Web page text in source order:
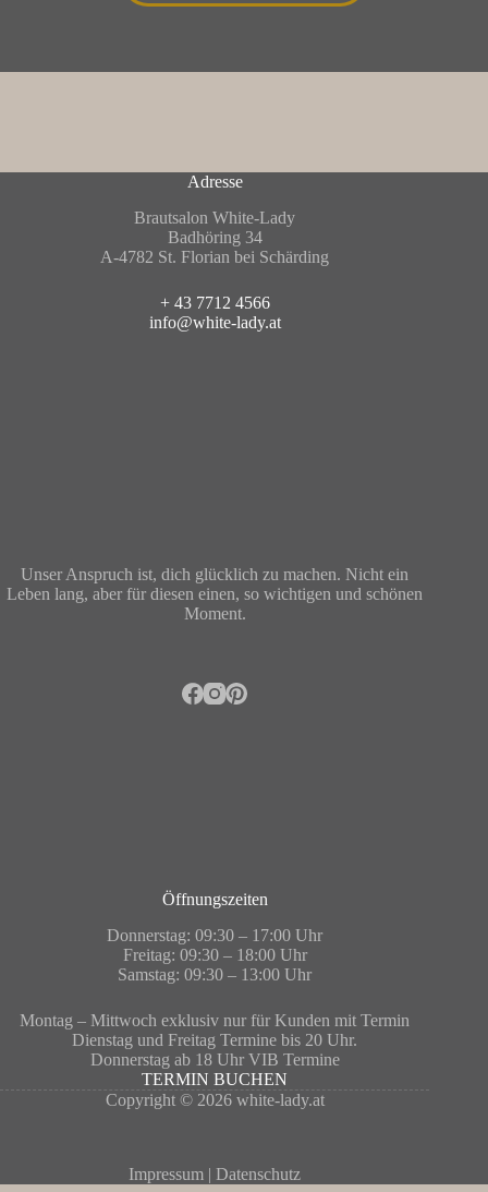
Adresse
Brautsalon White-Lady
Badhöring 34
A-4782 St. Florian bei Schärding
+ 43 7712 4566
info@white-lady.at
Unser Anspruch ist, dich glücklich zu machen. Nicht ein
Leben lang, aber für diesen einen, so wichtigen und schönen
Moment.
Öffnungszeiten
Donnerstag: 09:30 – 17:00 Uhr
Freitag: 09:30 – 18:00 Uhr
Samstag: 09:30 – 13:00 Uhr
Montag – Mittwoch exklusiv nur für Kunden mit Termin
Dienstag und Freitag Termine bis 20 Uhr.
Donnerstag ab 18 Uhr VIB Termine
TERMIN BUCHEN
Copyright © 2026 white-lady.at
Impressum |Datenschutz